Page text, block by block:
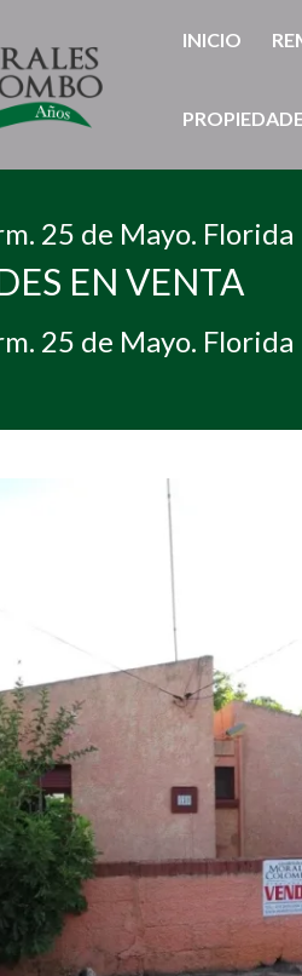
INICIO
25 de Mayo. Florida
EN VENTA
25 de Mayo. Florida